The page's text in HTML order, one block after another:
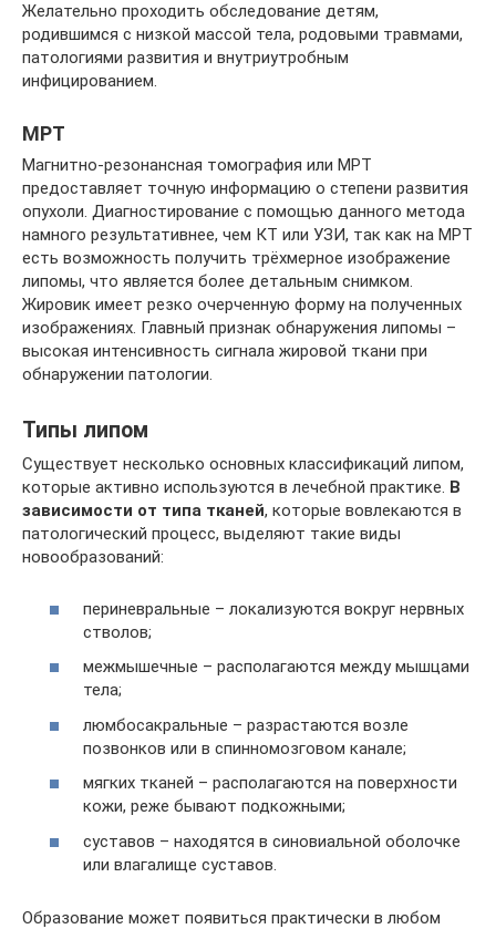
Желательно проходить обследование детям,
родившимся с низкой массой тела, родовыми травмами,
патологиями развития и внутриутробным
инфицированием.
МРТ
Магнитно-резонансная томография или МРТ
предоставляет точную информацию о степени развития
опухоли. Диагностирование с помощью данного метода
намного результативнее, чем КТ или УЗИ, так как на МРТ
есть возможность получить трёхмерное изображение
липомы, что является более детальным снимком.
Жировик имеет резко очерченную форму на полученных
изображениях. Главный признак обнаружения липомы –
высокая интенсивность сигнала жировой ткани при
обнаружении патологии.
Типы липом
Существует несколько основных классификаций липом,
которые активно используются в лечебной практике. В
зависимости от типа тканей, которые вовлекаются в
патологический процесс, выделяют такие виды
новообразований:
периневральные – локализуются вокруг нервных
стволов;
межмышечные – располагаются между мышцами
тела;
люмбосакральные – разрастаются возле
позвонков или в спинномозговом канале;
мягких тканей – располагаются на поверхности
кожи, реже бывают подкожными;
суставов – находятся в синовиальной оболочке
или влагалище суставов.
Образование может появиться практически в любом